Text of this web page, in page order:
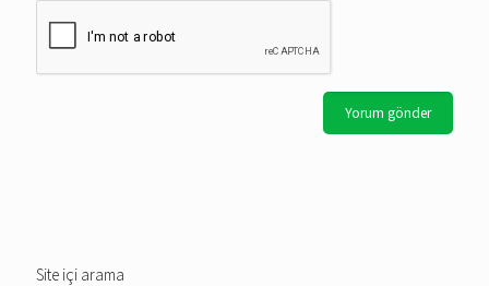
Site içi arama